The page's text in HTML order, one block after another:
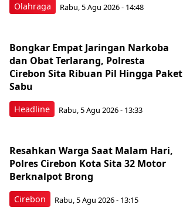
Olahraga Rabu, 5 Agu 2026 - 14:48
Headline
Bongkar Empat Jaringan Narkoba
dan Obat Terlarang, Polresta
Cirebon Sita Ribuan Pil Hingga Paket
Sabu
Rabu, 5 Agu 2026 - 13:33
Cirebon
Resahkan Warga Saat Malam Hari,
Polres Cirebon Kota Sita 32 Motor
Berknalpot Brong
Rabu, 5 Agu 2026 - 13:15